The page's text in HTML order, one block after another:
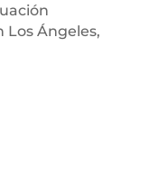
Los Ángeles,